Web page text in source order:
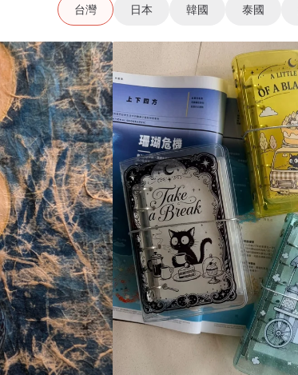
Pinkoi 精選皮包 ·
情人節禮物推薦｜
Pinkoi 文具插畫｜
購物袋、環保袋推
台灣 日本 韓國 泰國
藍色拉
長石
天然精
油香氛
裸蠟
US$
55.68
拋_手
繪原畫
US$
34.61
月亮盈
缺 掛
畫 手
US$